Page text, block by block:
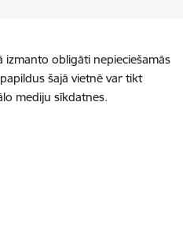
obligāti nepieciešamās
šajā vietnē var tikt
mediju sīkdatnes.